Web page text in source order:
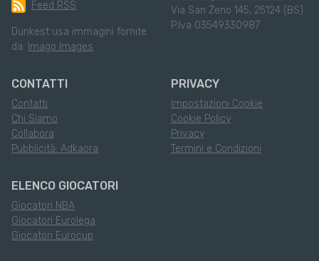
Feed RSS
Dunkest usa immagini fornite
da: Imago Images
Via San Zeno 145, 25124 (BS)
P.Iva 03549330987
CONTATTI
Contatti
Chi Siamo
Collabora
Pubblicità: Adkaora
PRIVACY
Impostazioni Cookie
Cookie Policy
Privacy
Termini e Condizioni
ELENCO GIOCATORI
Giocatori NBA
Giocatori Eurolega
Giocatori Eurocup